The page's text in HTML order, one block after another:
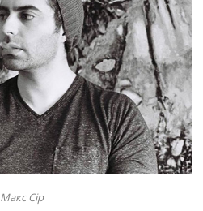
Макс Сір